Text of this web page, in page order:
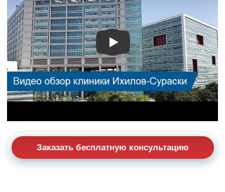
Видео о лечении
Заказать бесплатную консультацию